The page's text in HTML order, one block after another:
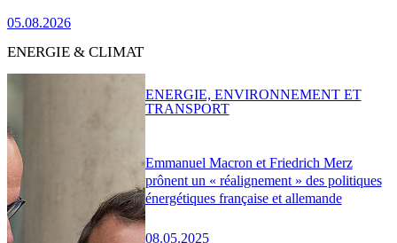
05.08.2026
ENERGIE & CLIMAT
Emmanuel Macron et Friedrich Merz
prônent un « réalignement » des politiques
énergétiques française et allemande
08.05.2025
ENERGIE, ENVIRONNEMENT ET
TRANSPORT